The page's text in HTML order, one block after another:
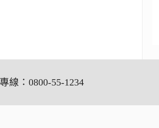
線：0800-55-1234